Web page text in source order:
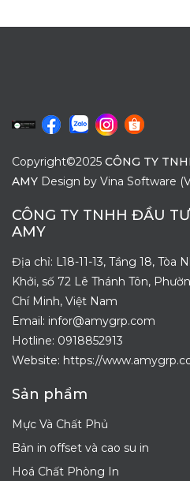
Copyright©2025 CÔNG TY
AMY Design by Vina Software
CÔNG TY TNHH ĐẦU
AMY
Địa chỉ: L18-11-13, Tầng 18,
Khởi, số 72 Lê Thánh Tôn,
Chí Minh, Việt Nam
Email: infor@amygrp.com
Hotline: 0918852913
Website: https://
Sản phẩm
Mực Và Chất Phủ
Bản in offset và cao su in
Hoá Chất Phòng In